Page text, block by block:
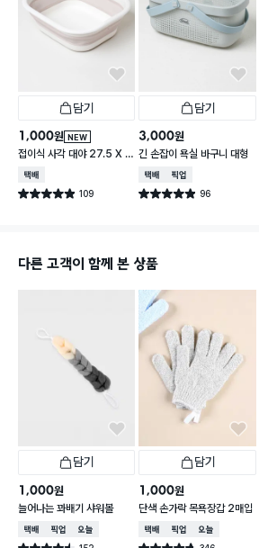
담기
NEW
1,000원
접이식 사각 대야 27.5 X 2
3 cm
택배배송
별점 4.9점 109
건 작성
담기
3,000원
긴 손잡이 욕실 바구니 대형
택배배송매장픽업
별점 4.9점 96
건 작성
다른 고객이 함께 본 상품
담기
1,000원
늘어나는 꽈배기 샤워볼
택배배송매장픽업오늘배송
담기
1,000원
단색 손가락 목욕장갑 2매입
택배배송매장픽업오늘배송